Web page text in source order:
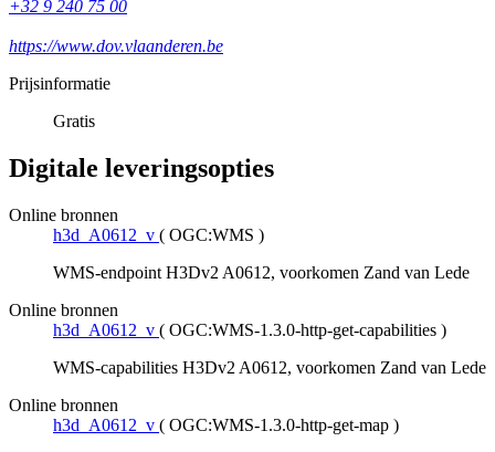
+32 9 240 75 00
https://www.dov.vlaanderen.be
Prijsinformatie
Gratis
Digitale leveringsopties
Online bronnen
h3d_A0612_v ( OGC:WMS )
WMS-endpoint H3Dv2 A0612, voorkomen Zand van Lede
Online bronnen
h3d_A0612_v ( OGC:WMS-1.3.0-http-get-capabilities )
WMS-capabilities H3Dv2 A0612, voorkomen Zand van Lede
Online bronnen
h3d_A0612_v ( OGC:WMS-1.3.0-http-get-map )